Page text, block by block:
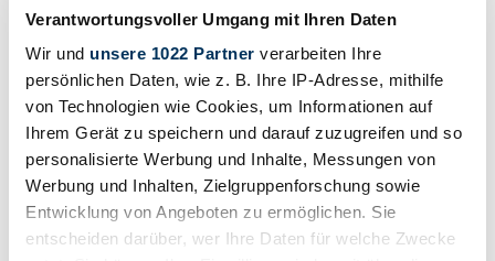
Verantwortungsvoller Umgang mit Ihren Daten
Wir und unsere 1022 Partner verarbeiten Ihre
persönlichen Daten, wie z. B. Ihre IP-Adresse, mithilfe
von Technologien wie Cookies, um Informationen auf
Ihrem Gerät zu speichern und darauf zuzugreifen und so
personalisierte Werbung und Inhalte, Messungen von
Werbung und Inhalten, Zielgruppenforschung sowie
Entwicklung von Angeboten zu ermöglichen. Sie
entscheiden darüber, wer Ihre Daten für welche Zwecke
Create listing
Do you have a Hadi that you want to sell? Then create a listing now.
Create listing
Auctions ending soon
View all auctions
Auction